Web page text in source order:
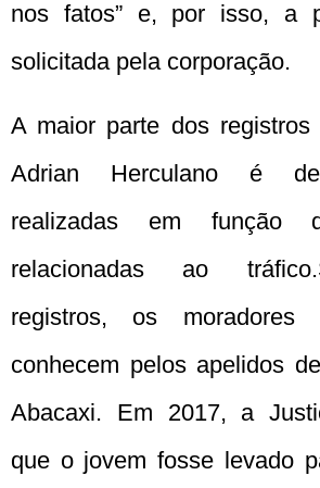
nos fatos” e, por isso, a
solicitada pela corporação.
A maior parte dos registros
Adrian Herculano é de
realizadas em função
relacionadas ao
registros, os
conhecem pelos apelidos
Abacaxi. Em 2017, a
que o jovem fosse levado